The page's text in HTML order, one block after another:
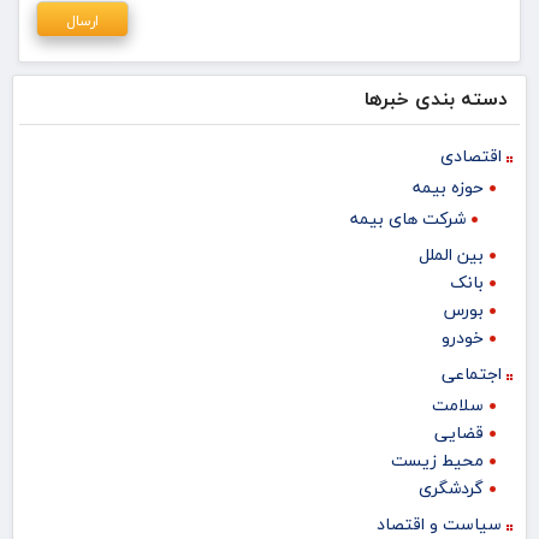
دسته بندی خبرها
اقتصادی
حوزه بیمه
شرکت های بیمه
بین الملل
بانک
بورس
خودرو
اجتماعی
سلامت
قضایی
محیط زیست
گردشگری
سیاست و اقتصاد